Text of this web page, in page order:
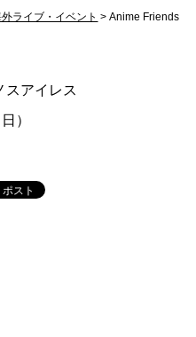
外ライブ・イベント >Anime Friends
スアイレス
）